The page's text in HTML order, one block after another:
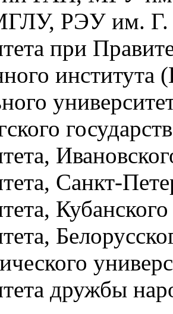
РЭУ им. Г.
при
Санкт-
дружбы